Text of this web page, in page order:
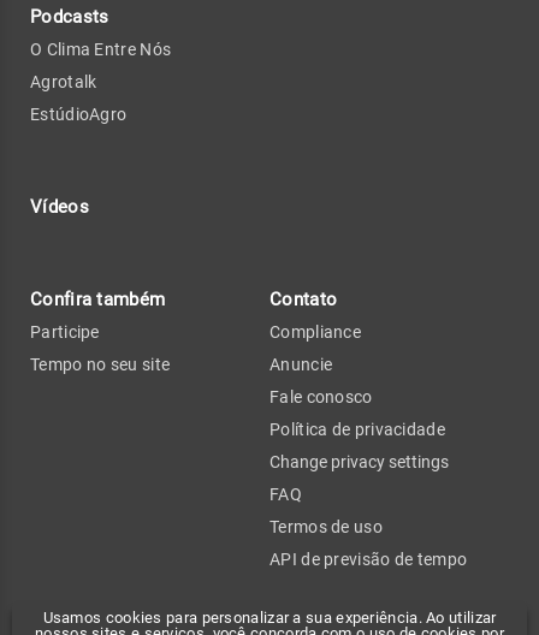
Usamos cookies para personalizar a sua experiência. Ao utilizar
Podcasts
O Clima Entre Nós
Agrotalk
EstúdioAgro
Vídeos
Confira também
Participe
Tempo no seu site
Contato
Compliance
Anuncie
Fale conosco
Política de privacidade
Change privacy settings
FAQ
Termos de uso
API de previsão de tempo